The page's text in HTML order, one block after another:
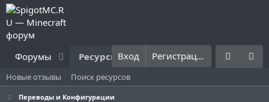
Форумы Ресурсы Что нового? Правила
Вход Регистрация
Новые отзывы Поиск ресурсов
Переводы и Конфигурации